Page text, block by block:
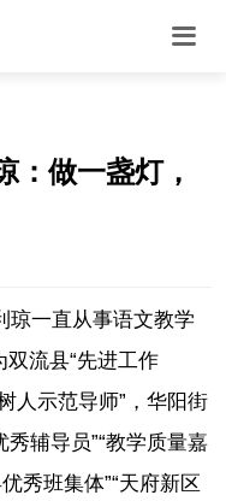
：做一盏灯，
琼一直从事语文教学
流县“先进工作
人示范导师”，华阳街
秀辅导员”“教学质量嘉
秀班集体”“天府新区